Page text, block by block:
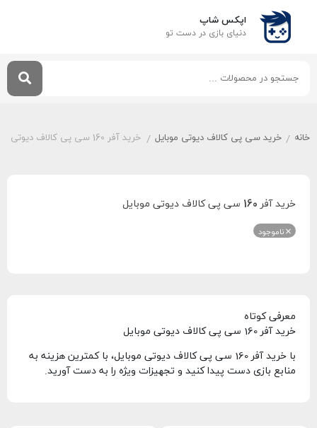
اپکس شاپ
دنیای بازی‌ در دست تو
خانه / خرید سی پی کالاف دیوتی موبایل / خرید آفر 160 سی پی کالاف دیوتی موبایل
خرید آفر 160 سی پی کالاف دیوتی موبایل
ناموجود
معرفی کوتاه
خرید آفر 160 سی پی کالاف دیوتی موبایل
با خرید آفر 160 سی پی کالاف دیوتی موبایل، با کمترین هزینه به
منابع بازی دست پیدا کنید و تجهیزات ویژه را به دست آورید.